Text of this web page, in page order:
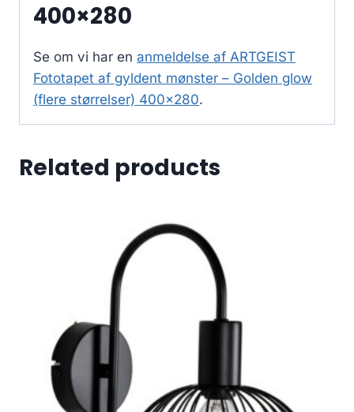
400×280
Se om vi har en anmeldelse af ARTGEIST
Fototapet af gyldent mønster – Golden glow
(flere størrelser) 400×280.
Related products